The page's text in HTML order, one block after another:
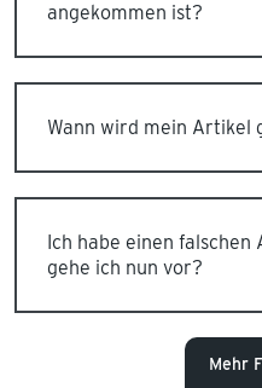
angekommen ist?
Wann wird mein Artikel
Ich habe einen
gehe ich nun vor?
Mehr